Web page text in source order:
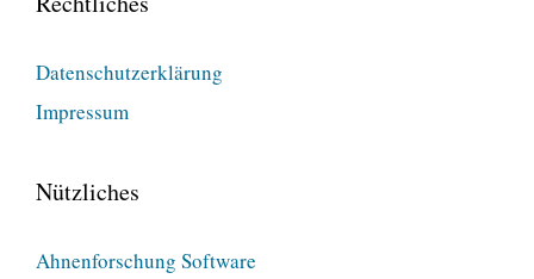
Datenschutzerklärung
Impressum
Nützliches
Ahnenforschung Software